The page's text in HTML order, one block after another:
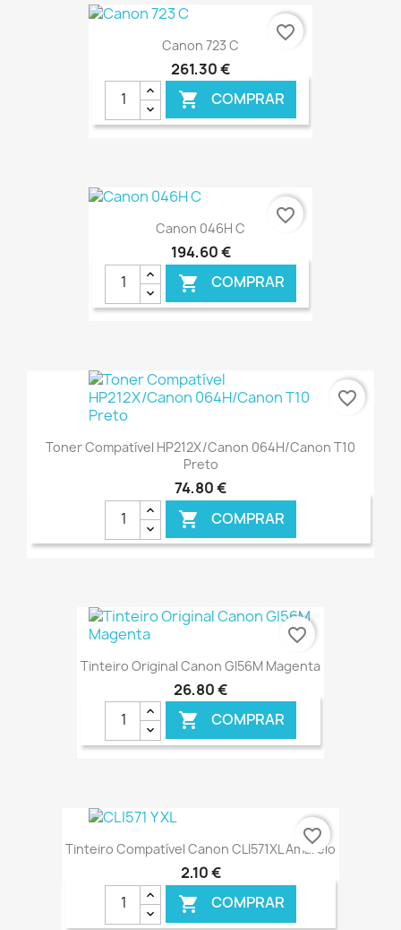
€ ONLINE
Canon 723 C
261,30 €
 COMPRAR
€ ONLINE
favorite_border
Canon 046H C
194,60 €
 COMPRAR
€ ONLINE
favorite_border
Toner Compatível HP212X/Canon 064H/Canon T10
Preto
74,80 €
 COMPRAR
favorite_border
Tinteiro Original Canon GI56M Magenta
26,80 €
 COMPRAR
favorite_border
Tinteiro Compatível Canon CLI571XL Amarelo
2,10 €
 COMPRAR
favorite_border